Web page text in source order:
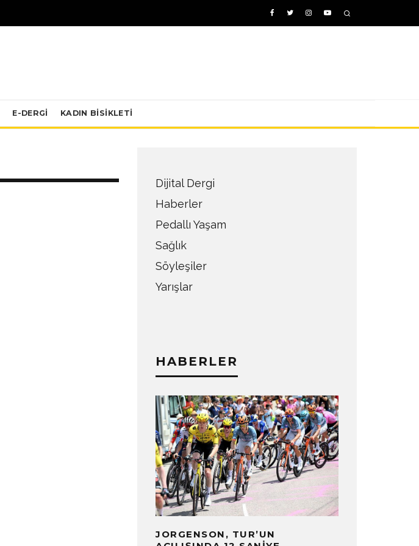
E-DERGİ KADIN BISIKLETI
Dijital Dergi
Haberler
Pedallı Yaşam
Sağlık
Söyleşiler
Yarışlar
HABERLER
JORGENSON, TUR’UN